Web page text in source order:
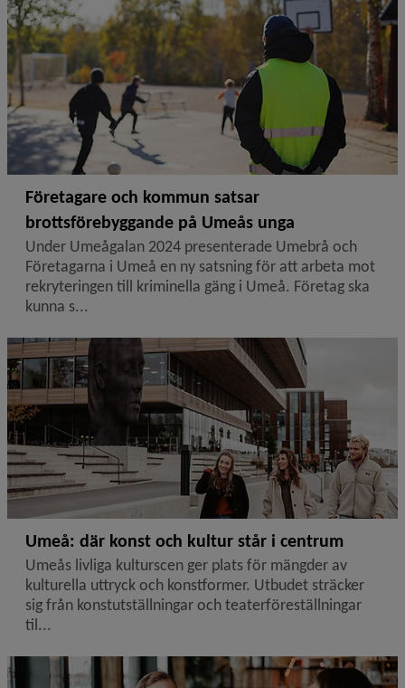
Företagare och kommun satsar
brottsförebyggande på Umeås unga
Under Umeågalan 2024 presenterade Umebrå och
Företagarna i Umeå en ny satsning för att arbeta mot
rekryteringen till kriminella gäng i Umeå. Företag ska
kunna s...
Umeå: där konst och kultur står i centrum
Umeås livliga kulturscen ger plats för mängder av
kulturella uttryck och konstformer. Utbudet sträcker
sig från konstutställningar och teaterföreställningar
til...